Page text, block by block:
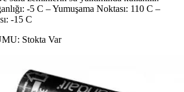
-5 C – Yumuşama Noktası: 110 C –
-15 C
Stokta Var